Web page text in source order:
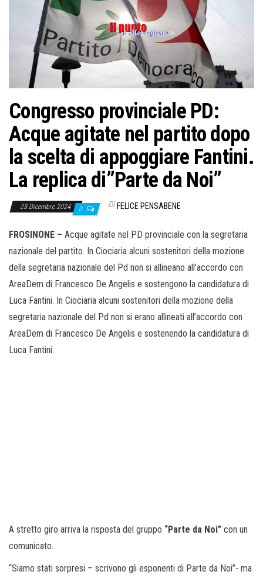
Congresso provinciale PD:
Acque agitate nel partito dopo
la scelta di appoggiare Fantini.
La replica di”Parte da Noi”
23 Dicembre 2024 0 Di FELICE PENSABENE
FROSINONE – Acque agitate nel PD provinciale con la segretaria
nazionale del partito. In Ciociaria alcuni sostenitori della mozione
della segretaria nazionale del Pd non si allineano all’accordo con
AreaDem di Francesco De Angelis e sostengono la candidatura di
Luca Fantini. In Ciociaria alcuni sostenitori della mozione della
segretaria nazionale del Pd non si erano allineati all’accordo con
AreaDem di Francesco De Angelis e sostenendo la candidatura di
Luca Fantini.
A stretto giro arriva la risposta del gruppo “Parte da Noi” con un
comunicato.
“Siamo stati sorpresi – scrivono gli esponenti di Parte da Noi”- ma